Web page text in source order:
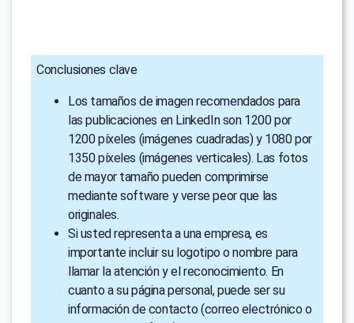
Conclusiones clave
Los tamaños de imagen recomendados para
las publicaciones en LinkedIn son 1200 por
1200 píxeles (imágenes cuadradas) y 1080 por
1350 píxeles (imágenes verticales). Las fotos
de mayor tamaño pueden comprimirse
mediante software y verse peor que las
originales.
Si usted representa a una empresa, es
importante incluir su logotipo o nombre para
llamar la atención y el reconocimiento. En
cuanto a su página personal, puede ser su
información de contacto (correo electrónico o